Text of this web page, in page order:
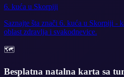
6. kuća u Skorpiji
Saznajte šta znači 6. kuća u Skorpiji -
oblast zdravlja i svakodnevice.
🗺️
Besplatna natalna karta sa